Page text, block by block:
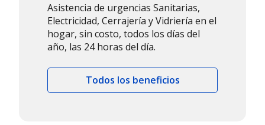
Asistencia de urgencias Sanitarias,
Electricidad, Cerrajería y Vidriería en el
hogar, sin costo, todos los días del
año, las 24 horas del día.
Todos los beneficios